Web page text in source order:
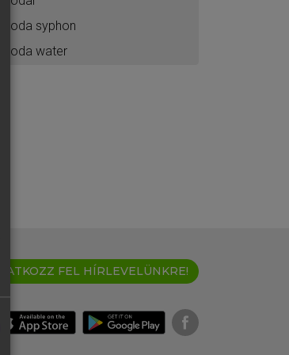
soda syphon
soda water
IRATKOZZ FEL HÍRLEVELÜNKRE!